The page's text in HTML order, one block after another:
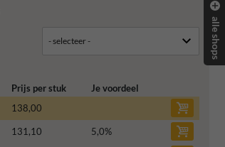
Prijs per stuk
Je voordeel
138,00
131,10 5,0%
alle shops